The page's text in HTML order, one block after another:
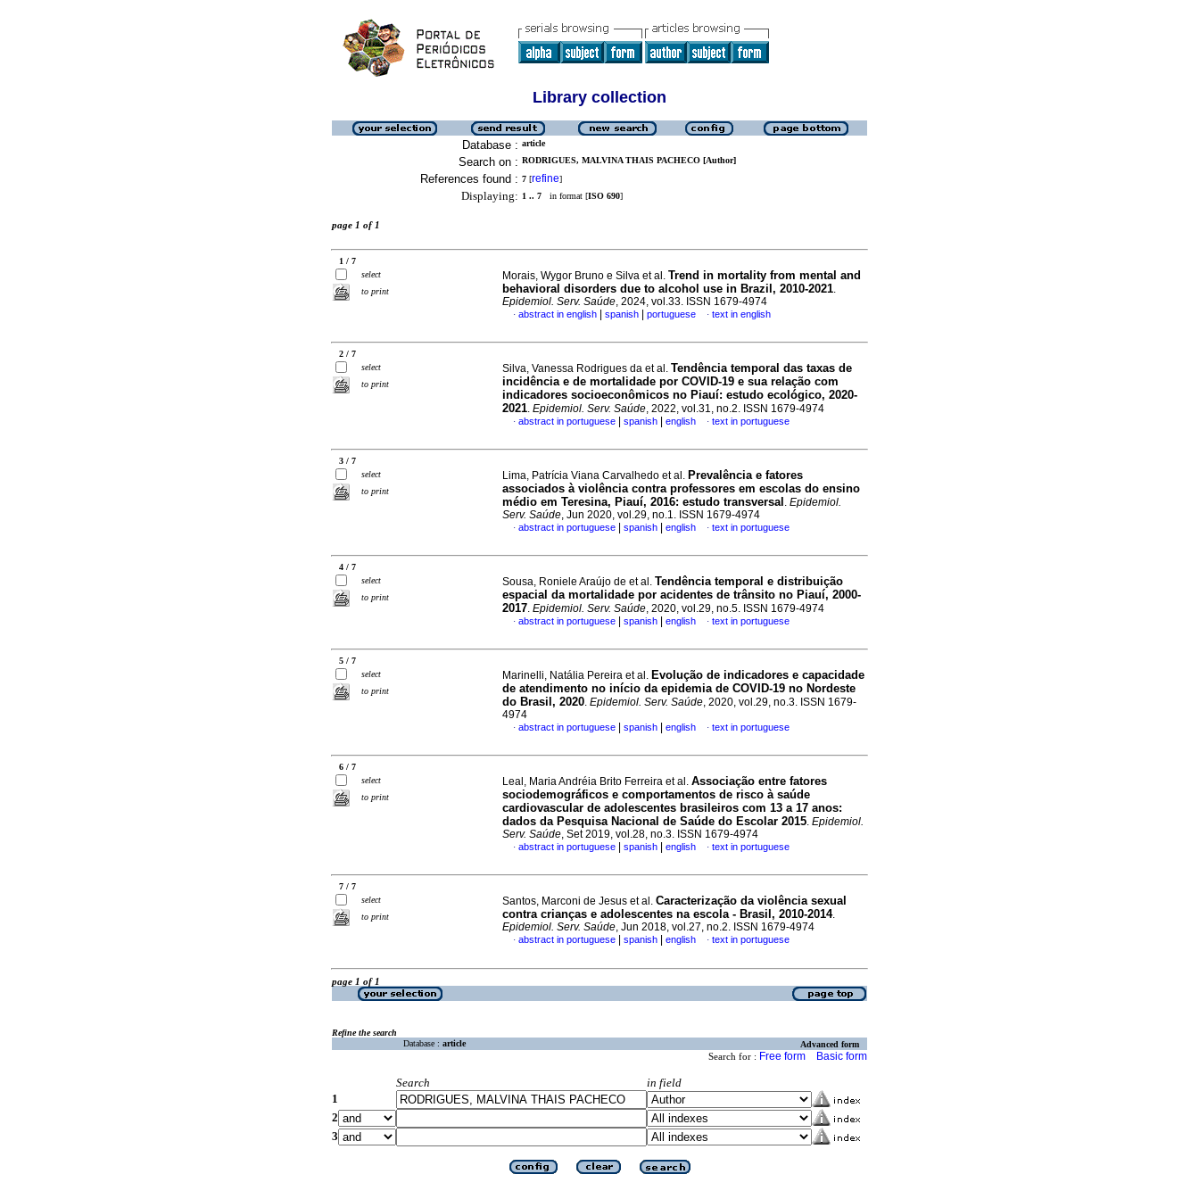
Library collection
Database : article
Search on : RODRIGUES, MALVINA THAIS PACHECO [Author]
References found : 7 [refine]
Displaying: 1 .. 7 in format [ISO 690]
page 1 of 1
1 / 7
select
to print
Morais, Wygor Bruno e Silva et al. Trend in mortality from mental and
behavioral disorders due to alcohol use in Brazil, 2010-2021.
Epidemiol. Serv. Saúde, 2024, vol.33. ISSN 1679-4974
· abstract in english spanish portuguese · text in english
2 / 7
select
to print
Silva, Vanessa Rodrigues da et al. Tendência temporal das taxas de
incidência e de mortalidade por COVID-19 e sua relação com
indicadores socioeconômicos no Piauí: estudo ecológico, 2020-
2021. Epidemiol. Serv. Saúde, 2022, vol.31, no.2. ISSN 1679-4974
· abstract in portuguese spanish english · text in portuguese
3 / 7
select
to print
Lima, Patrícia Viana Carvalhedo et al. Prevalência e fatores
associados à violência contra professores em escolas do ensino
médio em Teresina, Piauí, 2016: estudo transversal . Epidemiol.
Serv. Saúde, Jun 2020, vol.29, no.1. ISSN 1679-4974
· abstract in portuguese spanish english · text in portuguese
4 / 7
select
to print
Sousa, Roniele Araújo de et al. Tendência temporal e distribuição
espacial da mortalidade por acidentes de trânsito no Piauí, 2000-
2017. Epidemiol. Serv. Saúde, 2020, vol.29, no.5. ISSN 1679-4974
· abstract in portuguese spanish english · text in portuguese
5 / 7
select
to print
Marinelli, Natália Pereira et al. Evolução de indicadores e capacidade
de atendimento no início da epidemia de COVID-19 no Nordeste
do Brasil, 2020. Epidemiol. Serv. Saúde, 2020, vol.29, no.3. ISSN 1679-
4974
· abstract in portuguese spanish english · text in portuguese
6 / 7
select
to print
Leal, Maria Andréia Brito Ferreira et al. Associação entre fatores
sociodemográficos e comportamentos de risco à saúde
cardiovascular de adolescentes brasileiros com 13 a 17 anos:
dados da Pesquisa Nacional de Saúde do Escolar 2015. Epidemiol.
Serv. Saúde, Set 2019, vol.28, no.3. ISSN 1679-4974
· abstract in portuguese spanish english · text in portuguese
7 / 7
select
to print
Santos, Marconi de Jesus et al. Caracterização da violência sexual
contra crianças e adolescentes na escola - Brasil, 2010-2014.
Epidemiol. Serv. Saúde, Jun 2018, vol.27, no.2. ISSN 1679-4974
· abstract in portuguese spanish english · text in portuguese
page 1 of 1
Refine the search
Database : article Advanced form
Search for : Free form Basic form
Search
in field
1
2
3